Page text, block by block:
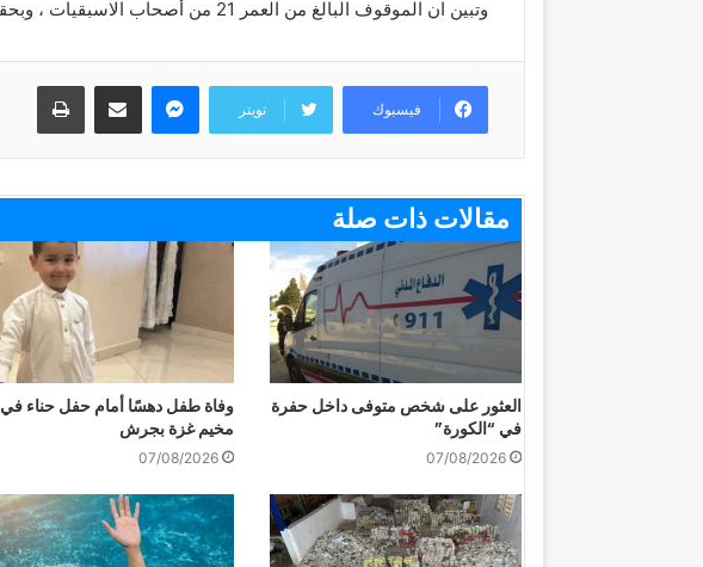
وتبين ان الموقوف البالغ من العمر 21 من أصحاب الاسبقيات ، وبحقه طلب واحد و3 اسبقيات
فيسبوك تويتر
ماسنجر مشاركة عبر البريد طباعة
مقالات ذات صلة
العثور على شخص متوفى داخل حفرة
في “الكورة”
07/08/2026
وفاة طفل دهسًا أمام حفل حناء في
مخيم غزة بجرش
07/08/2026